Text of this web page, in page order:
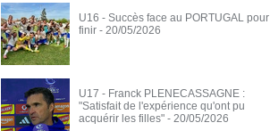
U16 - Succès face au PORTUGAL pour
finir - 20/05/2026
U17 - Franck PLENECASSAGNE :
"Satisfait de l'expérience qu'ont pu
acquérir les filles" - 20/05/2026